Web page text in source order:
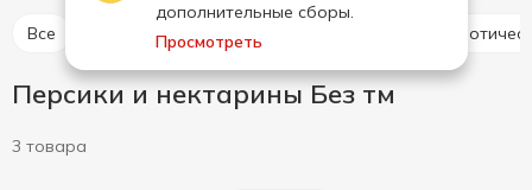
дополнительные сборы.
Просмотреть
Все Цитрусовые
Персики и нектарины Без тм
3 товара